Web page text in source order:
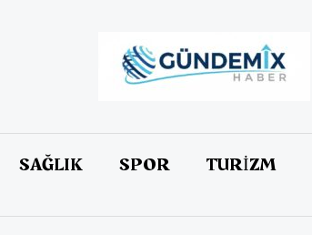
SAĞLIK SPOR TURİZM